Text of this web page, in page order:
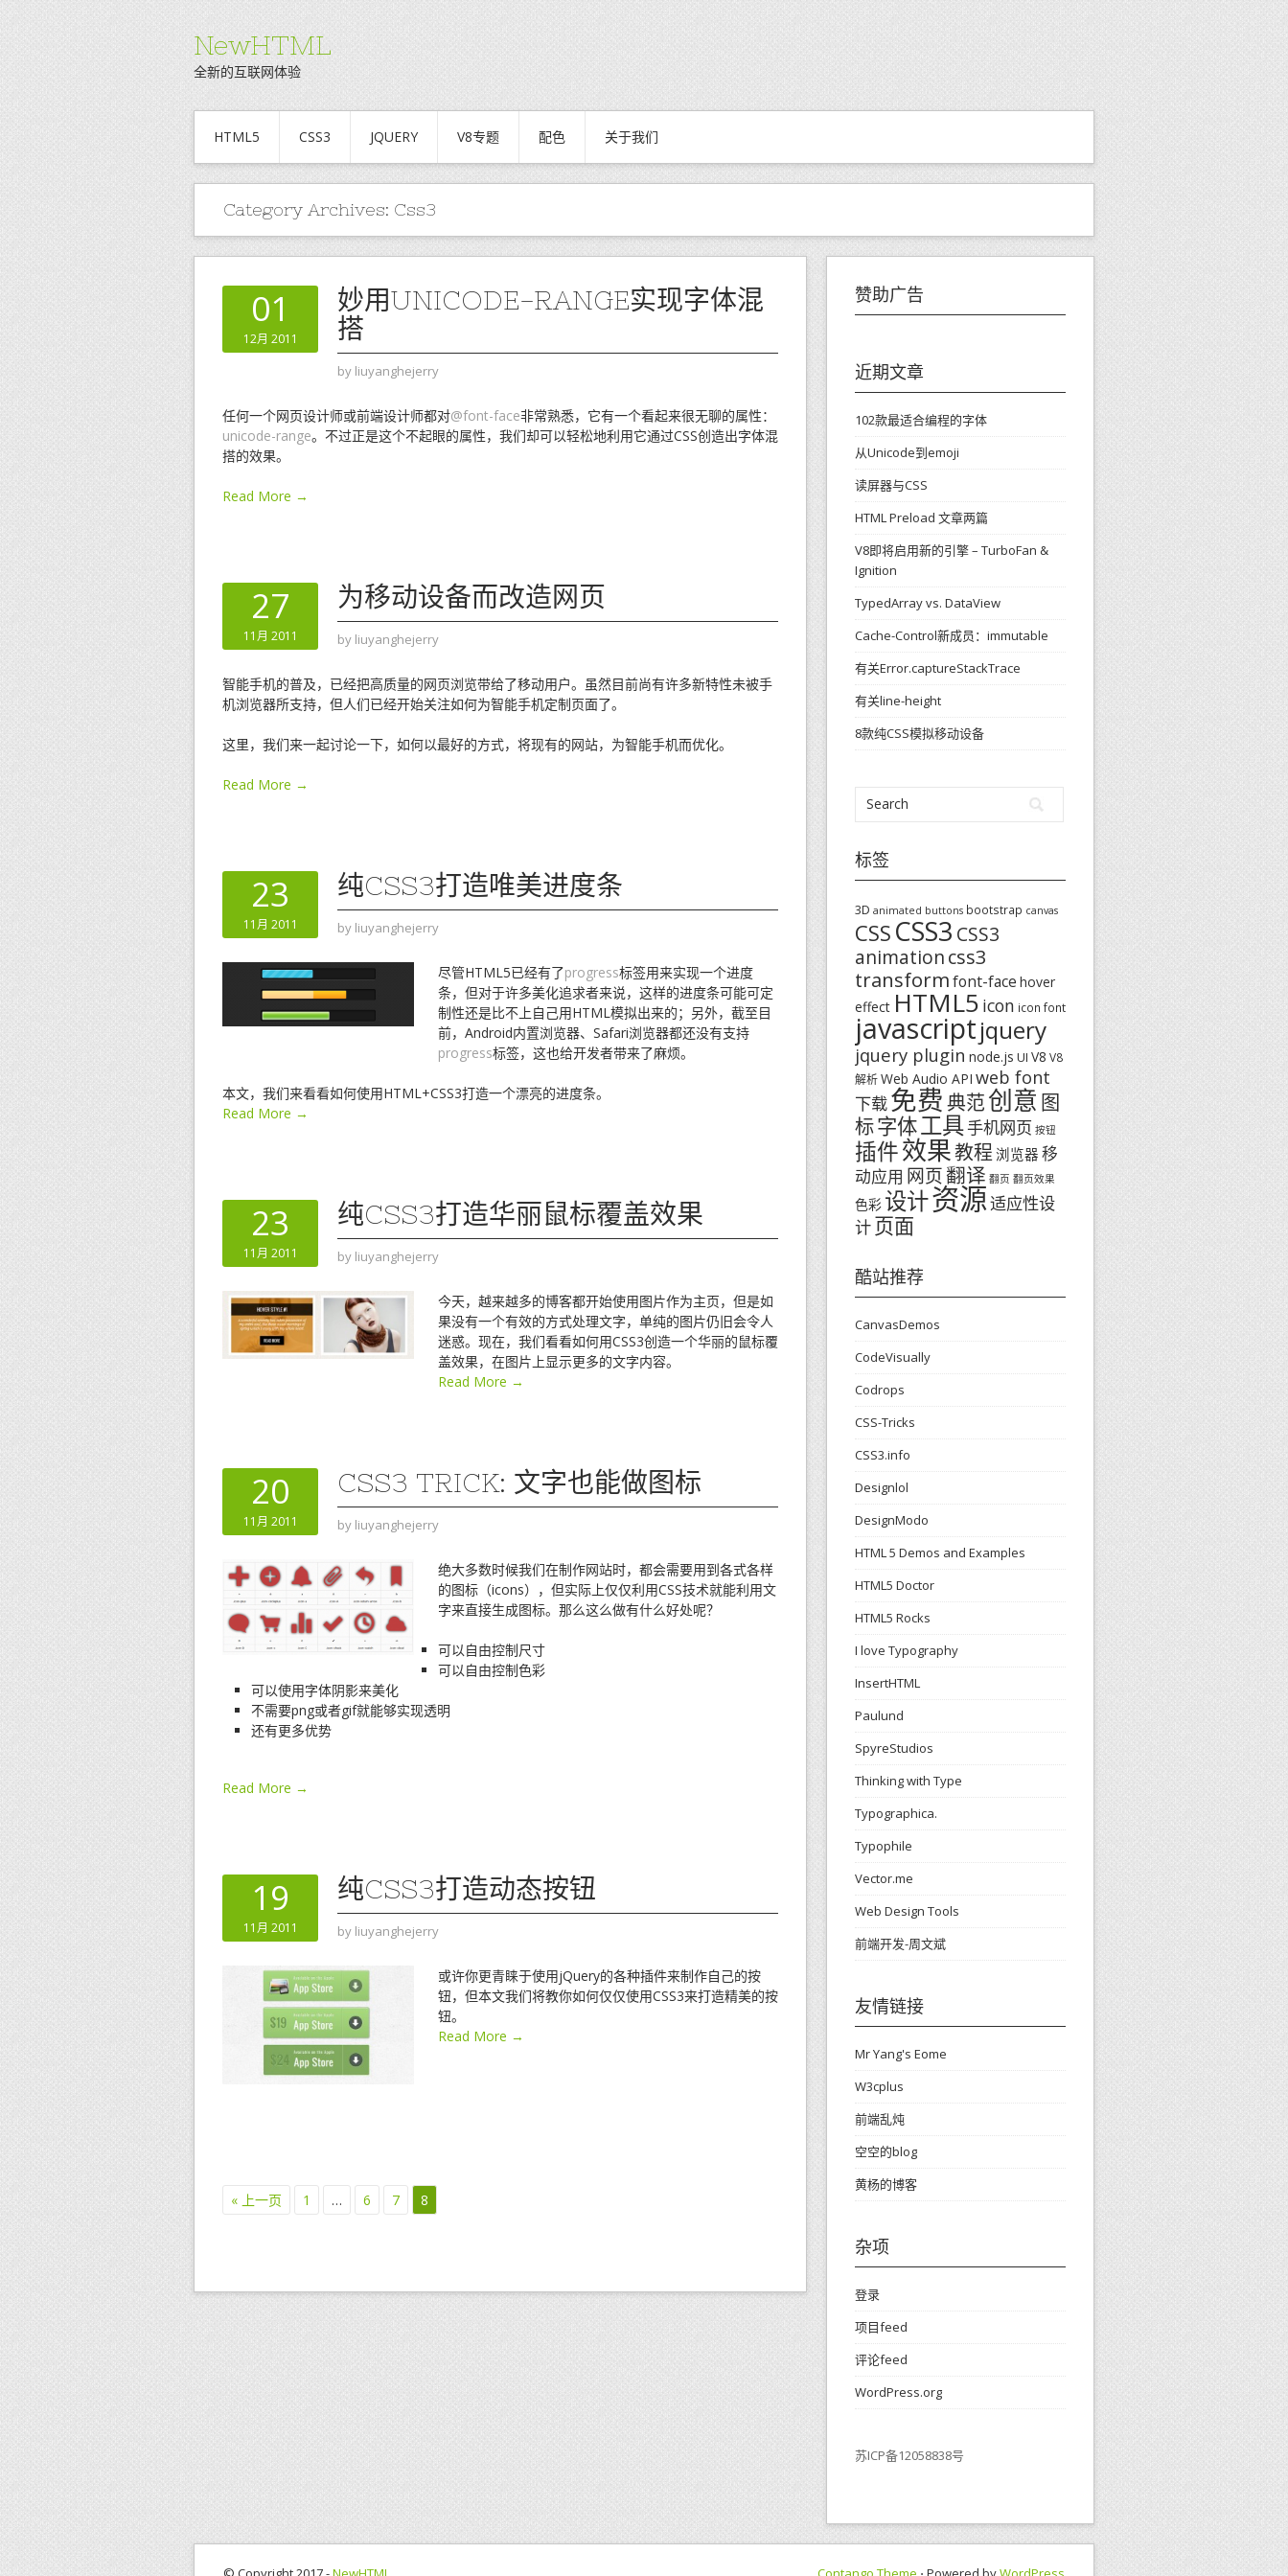
NewHTML
全新的互联网体验
HTML5 CSS3 JQUERY V8专题 配色 关于我们
Category Archives: Css3
01
12月 2011
妙用UNICODE-RANGE实现字体混
搭
by liuyanghejerry
任何一个网页设计师或前端设计师都对@font-face非常熟悉，它有一个看起来很无聊的属性：
unicode-range。不过正是这个不起眼的属性，我们却可以轻松地利用它通过CSS创造出字体混
搭的效果。
Read More →
27
11月 2011
为移动设备而改造网页
by liuyanghejerry
智能手机的普及，已经把高质量的网页浏览带给了移动用户。虽然目前尚有许多新特性未被手
机浏览器所支持，但人们已经开始关注如何为智能手机定制页面了。
这里，我们来一起讨论一下，如何以最好的方式，将现有的网站，为智能手机而优化。
Read More →
23
11月 2011
纯CSS3打造唯美进度条
by liuyanghejerry
尽管HTML5已经有了progress标签用来实现一个进度
条，但对于许多美化追求者来说，这样的进度条可能可定
制性还是比不上自己用HTML模拟出来的；另外，截至目
前，Android内置浏览器、Safari浏览器都还没有支持
progress标签，这也给开发者带来了麻烦。
本文，我们来看看如何使用HTML+CSS3打造一个漂亮的进度条。
Read More →
23
11月 2011
纯CSS3打造华丽鼠标覆盖效果
by liuyanghejerry
今天，越来越多的博客都开始使用图片作为主页，但是如
果没有一个有效的方式处理文字，单纯的图片仍旧会令人
迷惑。现在，我们看看如何用CSS3创造一个华丽的鼠标覆
盖效果，在图片上显示更多的文字内容。
Read More →
20
11月 2011
CSS3 TRICK: 文字也能做图标
by liuyanghejerry
绝大多数时候我们在制作网站时，都会需要用到各式各样
的图标（icons），但实际上仅仅利用CSS技术就能利用文
字来直接生成图标。那么这么做有什么好处呢？
可以自由控制尺寸
可以自由控制色彩
可以使用字体阴影来美化
不需要png或者gif就能够实现透明
还有更多优势
Read More →
19
11月 2011
纯CSS3打造动态按钮
by liuyanghejerry
或许你更青睐于使用jQuery的各种插件来制作自己的按
钮，但本文我们将教你如何仅仅使用CSS3来打造精美的按
钮。
Read More →
« 上一页 1 … 6 7 8
赞助广告
近期文章
102款最适合编程的字体
从Unicode到emoji
读屏器与CSS
HTML Preload 文章两篇
V8即将启用新的引擎 – TurboFan &
Ignition
TypedArray vs. DataView
Cache-Control新成员：immutable
有关Error.captureStackTrace
有关line-height
8款纯CSS模拟移动设备
标签
3D animated buttons bootstrap canvas
CSS CSS3 CSS3
animationcss3
transformfont-face hover
effect HTML5 icon icon font
javascriptjquery
jquery plugin node.js UI V8 V8
解析Web Audio API web font
下载免费典范创意 图
标字体工具手机网页 按钮
插件效果教程 浏览器 移
动应用 网页 翻译 翻页 翻页效果
色彩 设计资源适应性设
计页面
酷站推荐
CanvasDemos
CodeVisually
Codrops
CSS-Tricks
CSS3.info
Designlol
DesignModo
HTML 5 Demos and Examples
HTML5 Doctor
HTML5 Rocks
I love Typography
InsertHTML
Paulund
SpyreStudios
Thinking with Type
Typographica.
Typophile
Vector.me
Web Design Tools
前端开发-周文斌
友情链接
Mr Yang's Eome
W3cplus
前端乱炖
空空的blog
黄杨的博客
杂项
登录
项目feed
评论feed
WordPress.org
苏ICP备12058838号